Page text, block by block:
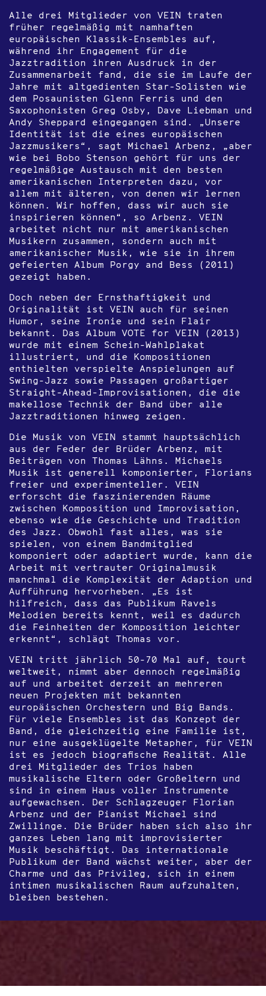
Alle drei Mitglieder von VEIN traten
früher regelmäßig mit namhaften
europäischen Klassik-Ensembles auf,
während ihr Engagement für die
Jazztradition ihren Ausdruck in der
Zusammenarbeit fand, die sie im Laufe der
Jahre mit altgedienten Star-Solisten wie
dem Posaunisten Glenn Ferris und den
Saxophonisten Greg Osby, Dave Liebman und
Andy Sheppard eingegangen sind. „Unsere
Identität ist die eines europäischen
Jazzmusikers“, sagt Michael Arbenz, „aber
wie bei Bobo Stenson gehört für uns der
regelmäßige Austausch mit den besten
amerikanischen Interpreten dazu, vor
allem mit älteren, von denen wir lernen
können. Wir hoffen, dass wir auch sie
inspirieren können“, so Arbenz. VEIN
arbeitet nicht nur mit amerikanischen
Musikern zusammen, sondern auch mit
amerikanischer Musik, wie sie in ihrem
gefeierten Album Porgy and Bess (2011)
gezeigt haben.
Doch neben der Ernsthaftigkeit und
Originalität ist VEIN auch für seinen
Humor, seine Ironie und sein Flair
bekannt. Das Album VOTE for VEIN (2013)
wurde mit einem Schein-Wahlplakat
illustriert, und die Kompositionen
enthielten verspielte Anspielungen auf
Swing-Jazz sowie Passagen großartiger
Straight-Ahead-Improvisationen, die die
makellose Technik der Band über alle
Jazztraditionen hinweg zeigen.
Die Musik von VEIN stammt hauptsächlich
aus der Feder der Brüder Arbenz, mit
Beiträgen von Thomas Lähns. Michaels
Musik ist generell komponierter, Florians
freier und experimenteller. VEIN
erforscht die faszinierenden Räume
zwischen Komposition und Improvisation,
ebenso wie die Geschichte und Tradition
des Jazz. Obwohl fast alles, was sie
spielen, von einem Bandmitglied
komponiert oder adaptiert wurde, kann die
Arbeit mit vertrauter Originalmusik
manchmal die Komplexität der Adaption und
Aufführung hervorheben. „Es ist
hilfreich, dass das Publikum Ravels
Melodien bereits kennt, weil es dadurch
die Feinheiten der Komposition leichter
erkennt“, schlägt Thomas vor.
VEIN tritt jährlich 50-70 Mal auf, tourt
weltweit, nimmt aber dennoch regelmäßig
auf und arbeitet derzeit an mehreren
neuen Projekten mit bekannten
europäischen Orchestern und Big Bands.
Für viele Ensembles ist das Konzept der
Band, die gleichzeitig eine Familie ist,
nur eine ausgeklügelte Metapher, für VEIN
ist es jedoch biografische Realität. Alle
drei Mitglieder des Trios haben
musikalische Eltern oder Großeltern und
sind in einem Haus voller Instrumente
aufgewachsen. Der Schlagzeuger Florian
Arbenz und der Pianist Michael sind
Zwillinge. Die Brüder haben sich also ihr
ganzes Leben lang mit improvisierter
Musik beschäftigt. Das internationale
Publikum der Band wächst weiter, aber der
Charme und das Privileg, sich in einem
intimen musikalischen Raum aufzuhalten,
bleiben bestehen.